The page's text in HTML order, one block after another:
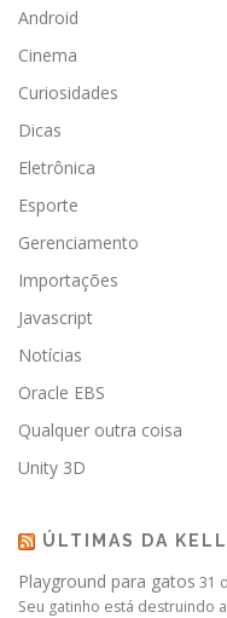
Android
Cinema
Curiosidades
Dicas
Eletrônica
Esporte
Gerenciamento
Importações
Javascript
Notícias
Oracle EBS
Qualquer outra coisa
Unity 3D
ÚLTIMAS DA
Playground para gatos 31
Seu gatinho está destruindo